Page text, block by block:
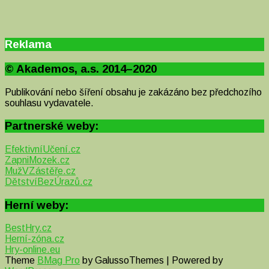
Reklama
© Akademos, a.s. 2014–2020
Publikování nebo šíření obsahu je zakázáno bez předchozího
souhlasu vydavatele.
Partnerské weby:
EfektivníUčení.cz
ZapniMozek.cz
MužVZástěře.cz
DětstvíBezÚrazů.cz
Herní weby:
BestHry.cz
Herní-zóna.cz
Hry-online.eu
Theme BMag Pro by GalussoThemes | Powered by